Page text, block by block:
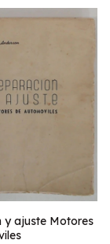
y ajuste Motores